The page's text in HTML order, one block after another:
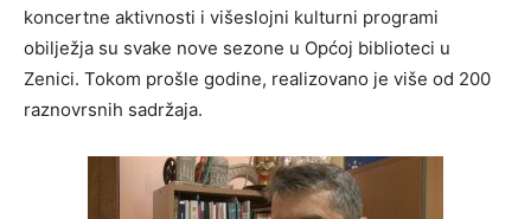
koncertne aktivnosti i višeslojni kulturni programi
obilježja su svake nove sezone u Općoj biblioteci u
Zenici. Tokom prošle godine, realizovano je više od 200
raznovrsnih sadržaja.